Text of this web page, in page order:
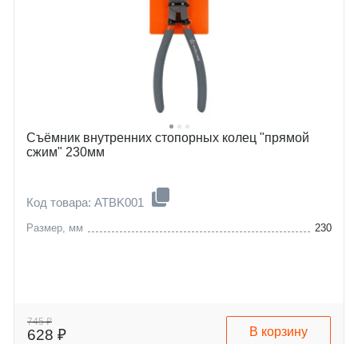
Съёмник внутренних стопорных колец "прямой
сжим" 230мм
Код товара: ATBK001
Размер, мм 230
745 ₽
628 ₽ В корзину